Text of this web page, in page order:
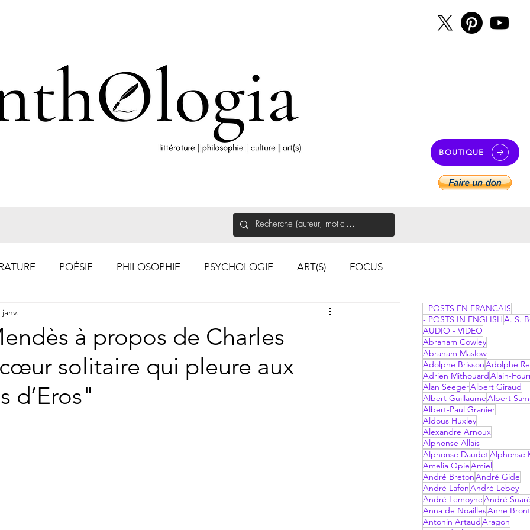
BOUTIQUE
POÉSIE PHILOSOPHIE PSYCHOLOGIE ART(S) FOCUS
à propos de Charles
solitaire qui pleure aux
d’Eros"
janv.
- POSTS EN FRANCAIS
- POSTS IN ENGLISHA. S.
AUDIO - VIDEO
Abraham Cowley
Abraham Maslow
Adolphe BrissonAdolphe
Adrien Mithouard Alain-
Alan SeegerAlbert Giraud
Albert GuillaumeAlbert
Albert-Paul Granier
Aldous Huxley
Alexandre Arnoux
Alphonse Allais
Alphonse DaudetAlphonse
Amelia OpieAmiel
André BretonAndré Gide
André LafonAndré Lebey
André LemoyneAndré
Anna de NoaillesAnne
Antonin Artaud Aragon